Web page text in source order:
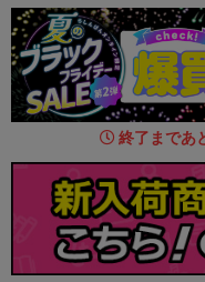
終了まであ